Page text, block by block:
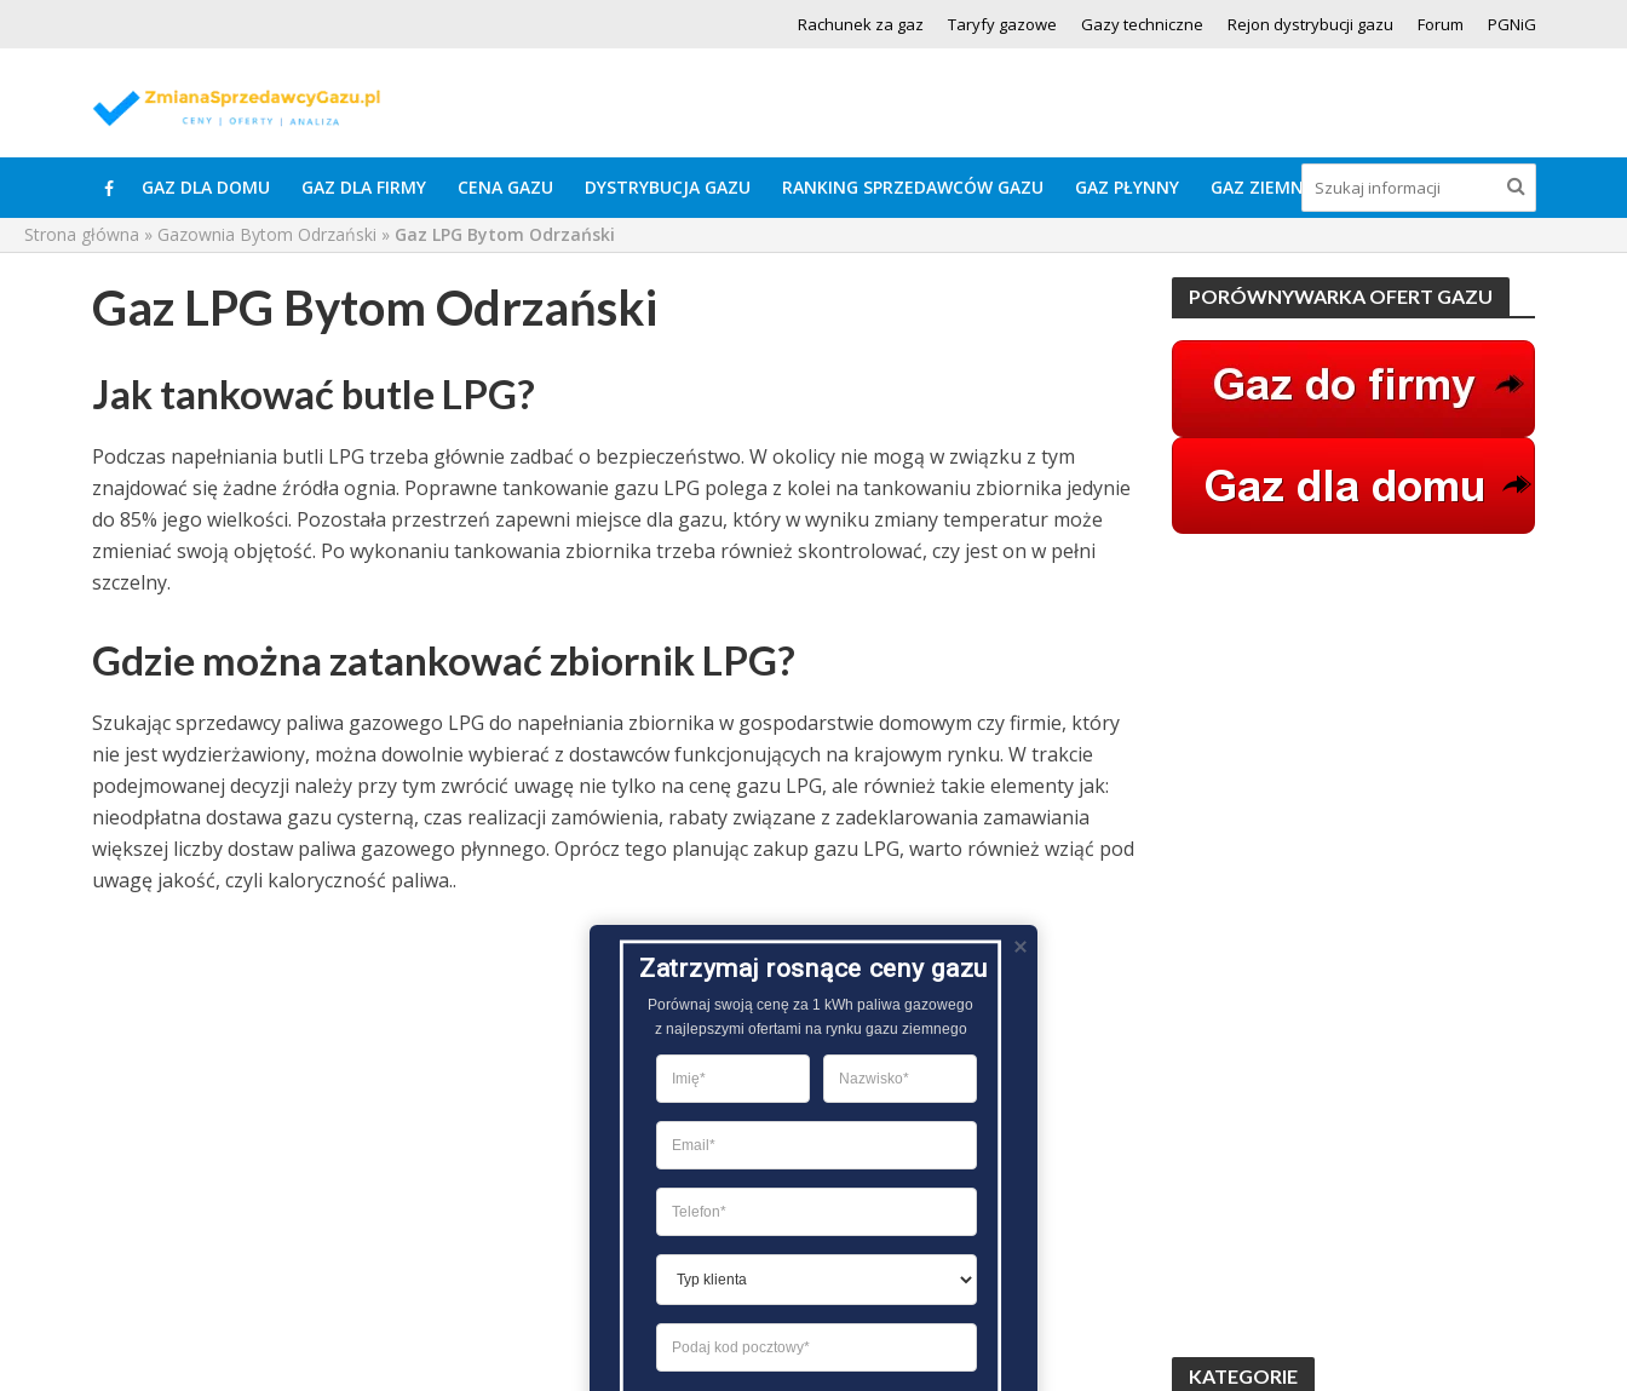
Rachunek za gaz Taryfy gazowe Gazy techniczne Rejon dystrybucji gazu Forum PGNiG
GAZ DLA DOMU GAZ DLA FIRMY CENA GAZU DYSTRYBUCJA GAZU RANKING SPRZEDAWCÓW GAZU GAZ PŁYNNY GAZ ZIEMNY
Strona główna » Gazownia Bytom Odrzański » Gaz LPG Bytom Odrzański
Gaz LPG Bytom Odrzański
Jak tankować butle LPG?
Podczas napełniania butli LPG trzeba głównie zadbać o bezpieczeństwo. W okolicy nie mogą w związku z tym
znajdować się żadne źródła ognia. Poprawne tankowanie gazu LPG polega z kolei na tankowaniu zbiornika jedynie
do 85% jego wielkości. Pozostała przestrzeń zapewni miejsce dla gazu, który w wyniku zmiany temperatur może
zmieniać swoją objętość. Po wykonaniu tankowania zbiornika trzeba również skontrolować, czy jest on w pełni
szczelny.
Gdzie można zatankować zbiornik LPG?
Szukając sprzedawcy paliwa gazowego LPG do napełniania zbiornika w gospodarstwie domowym czy firmie, który
nie jest wydzierżawiony, można dowolnie wybierać z dostawców funkcjonujących na krajowym rynku. W trakcie
podejmowanej decyzji należy przy tym zwrócić uwagę nie tylko na cenę gazu LPG, ale również takie elementy jak:
nieodpłatna dostawa gazu cysterną, czas realizacji zamówienia, rabaty związane z zadeklarowania zamawiania
większej liczby dostaw paliwa gazowego płynnego. Oprócz tego planując zakup gazu LPG, warto również wziąć pod
uwagę jakość, czyli kaloryczność paliwa..
PORÓWNYWARKA OFERT GAZU
KATEGORIE
Zatrzymaj rosnące ceny gazu
Porównaj swoją cenę za 1 kWh paliwa gazowego
z najlepszymi ofertami na rynku gazu ziemnego